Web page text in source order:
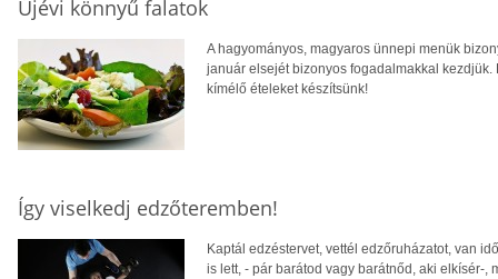
Újévi könnyű falatok
A hagyományos, magyaros ünnepi menük
január elsejét bizonyos fogadalmakkal
kímélő ételeket készítsünk!
Így viselkedj edzőteremben!
Kaptál edzéstervet, vettél edzőruházatot, van
is lett, - pár barátod vagy barátnőd, aki elkísér-,